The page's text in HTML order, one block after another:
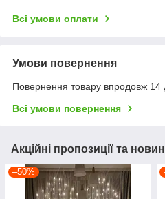
Всі умови оплати
Умови повернення
Повернення товару впродовж 14
Всі умови повернення
Акційні пропозиції та
–50%